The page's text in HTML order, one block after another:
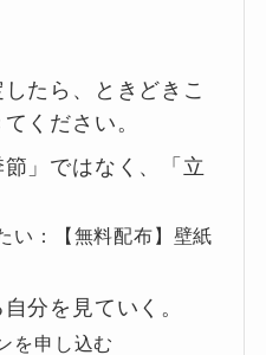
たら、ときどきこ
ください。
」ではなく、「立
い：【無料配布】壁紙
分を見ていく。
を申し込む